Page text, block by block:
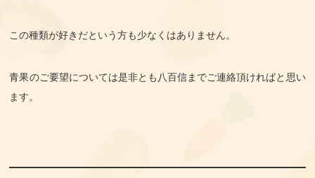
この種類が好きだという方も少なくはありません。
青果のご要望については是非とも八百信までご連絡頂ければと思い
ます。